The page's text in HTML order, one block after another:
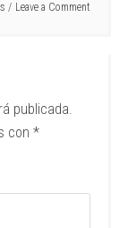
Leave a Comment
publicada.
con*